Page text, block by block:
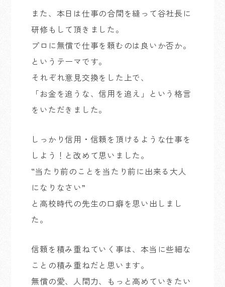
また、本日は仕事の合間を縫って谷社長に
研修もして頂きました。
プロに無償で仕事を頼むのは良いか否か。
というテーマです。
それぞれ意見交換をした上で、
「お金を追うな、信用を追え」という格言
をいただきました。
しっかり信用・信頼を頂けるような仕事を
しよう！と改めて思いました。
“当たり前のことを当たり前に出来る大人
になりなさい”
と高校時代の先生の口癖を思い出しまし
た。
信頼を積み重ねていく事は、本当に些細な
ことの積み重ねだと思います。
無償の愛、人間力、もっと高めていきたい